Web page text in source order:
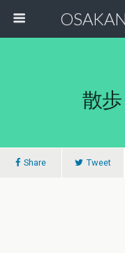
散
Share Tweet